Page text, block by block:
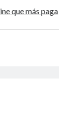
que más paga